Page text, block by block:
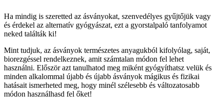
Ha mindig is szeretted az ásványokat, szenvedélyes gyűjtőjük vagy
és érdekel az alternatív gyógyászat, ezt a gyorstalpaló tanfolyamot
neked találták ki!
Mint tudjuk, az ásványok természetes anyagukból kifolyólag, saját,
biorezgéssel rendelkeznek, amit számtalan módon fel lehet
használni. Először azt tanulhatod meg miként gyógyíthatsz velük és
minden alkalommal újabb és újabb ásványok mágikus és fizikai
hatásait ismerheted meg, hogy minél szélesebb és változatosabb
módon használhasd fel őket!